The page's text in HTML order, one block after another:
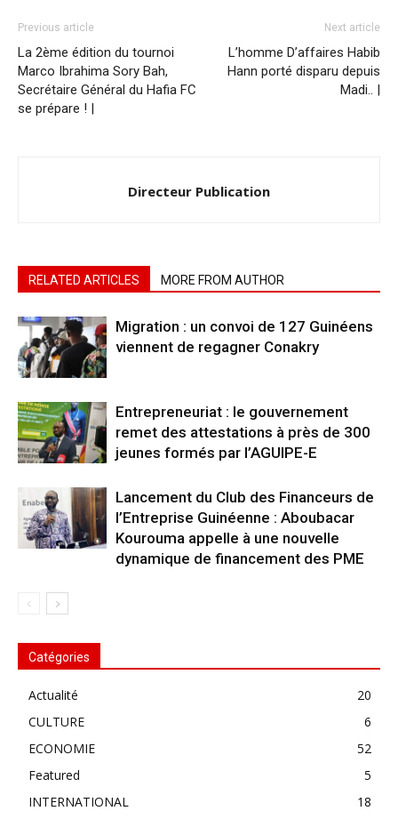
Previous article
La 2ème édition du tournoi
Marco Ibrahima Sory Bah,
Secrétaire Général du Hafia FC
se prépare ! |
Next article
L’homme D’affaires Habib
Hann porté disparu depuis
Madi.. |
Directeur Publication
RELATED ARTICLES MORE FROM AUTHOR
Migration : un convoi de 127 Guinéens
viennent de regagner Conakry
Entrepreneuriat : le gouvernement
remet des attestations à près de 300
jeunes formés par l’AGUIPE-E
Lancement du Club des Financeurs de
l’Entreprise Guinéenne : Aboubacar
Kourouma appelle à une nouvelle
dynamique de financement des PME
Catégories
Actualité
20
CULTURE
6
ECONOMIE
52
Featured
5
INTERNATIONAL
18